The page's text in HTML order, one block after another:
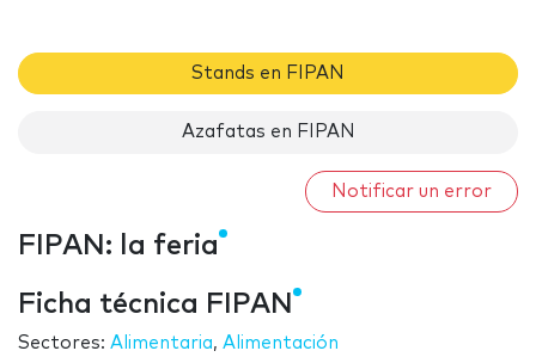
Stands en FIPAN
Azafatas en FIPAN
Notificar un error
FIPAN: la feria
Ficha técnica FIPAN
Sectores: Alimentaria, Alimentación